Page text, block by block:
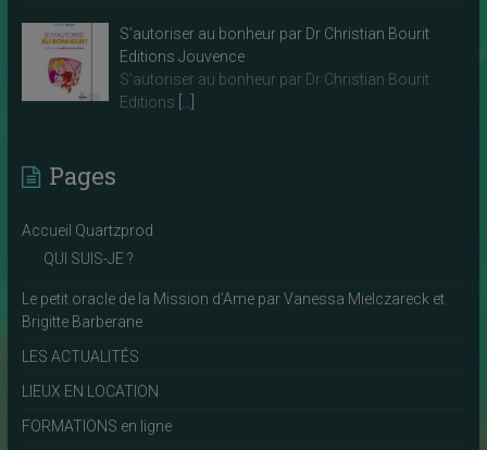
S’autoriser au bonheur par Dr Christian Bourit
Editions Jouvence
S’autoriser au bonheur par Dr Christian Bourit
Editions
Pages
Accueil Quartzprod
QUI SUIS-JE ?
Le petit oracle de la Mission d’Ame par Vanessa Mielczareck et
Brigitte Barberane
LES ACTUALITÉS
LIEUX EN LOCATION
FORMATIONS en ligne